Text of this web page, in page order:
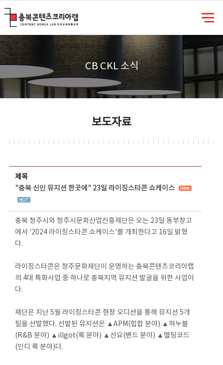
CB CKL 소식
보도자료
제목
"충북 신인 뮤지션 한곳에" 23일 라이징스타콘 쇼케이스
충북 청주시와 청주시문화산업진흥재단은 오는 23일 동부창고
에서 '2024 라이징스타콘 쇼케이스'를 개최한다고 16일 밝혔
다.
라이징스타콘은 청주문화재단이 운영하는 충북콘텐츠코리아랩
의 4대 특화사업 중 하나로 충북지역 뮤지션 발굴을 위한 사업이
다.
재단은 지난 5월 라이징스타콘 현장 오디션을 통해 뮤지션 5개
팀을 선발했다. 선발된 뮤지션은 ▲APM(힙합 분야) ▲혀누블
(R&B 분야) ▲illgot(록 분야) ▲선요(밴드 분야) ▲멜팅코드
(인디 록 분야)다.